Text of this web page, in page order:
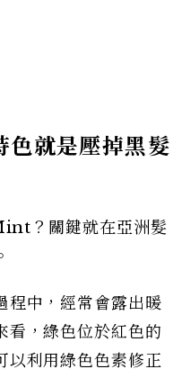
就是壓掉黑髮
？關鍵就在亞洲髮
程中，經常會露出暖
看，綠色位於紅色的
以利用綠色色素修正